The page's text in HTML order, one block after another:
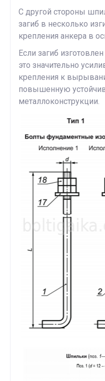
С другой стороны
загиб в несколько
крепления анкера в
Если загиб
это значительно
крепления к
повышенную
металлоконструкции.